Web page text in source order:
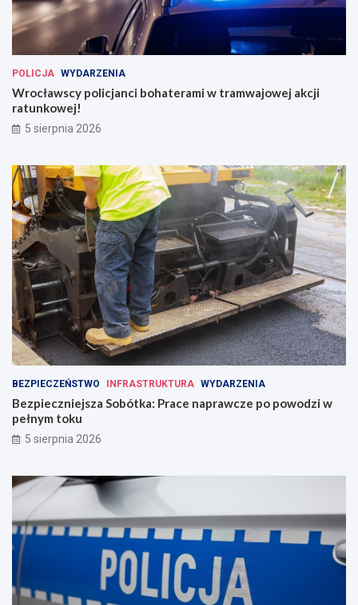
POLICJA WYDARZENIA
Wrocławscy policjanci bohaterami w tramwajowej akcji
ratunkowej!
5 sierpnia 2026
BEZPIECZEŃSTWO INFRASTRUKTURA WYDARZENIA
Bezpieczniejsza Sobótka: Prace naprawcze po powodzi w
pełnym toku
5 sierpnia 2026